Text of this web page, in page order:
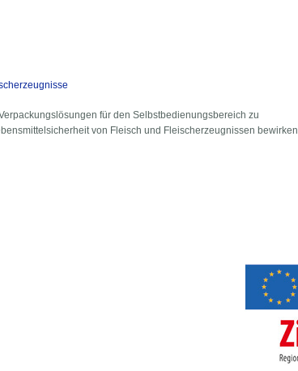
für den Selbstbedienungsbereich zu
von Fleisch und Fleischerzeugnissen bewirken